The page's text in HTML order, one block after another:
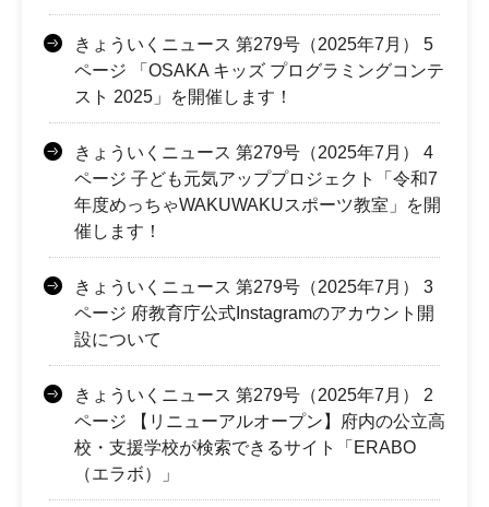
きょういくニュース 第279号（2025年7月） 5
ページ 「OSAKA キッズ プログラミングコンテ
スト 2025」を開催します！
きょういくニュース 第279号（2025年7月） 4
ページ 子ども元気アッププロジェクト「令和7
年度めっちゃWAKUWAKUスポーツ教室」を開
催します！
きょういくニュース 第279号（2025年7月） 3
ページ 府教育庁公式Instagramのアカウント開
設について
きょういくニュース 第279号（2025年7月） 2
ページ 【リニューアルオープン】府内の公立高
校・支援学校が検索できるサイト「ERABO
（エラボ）」